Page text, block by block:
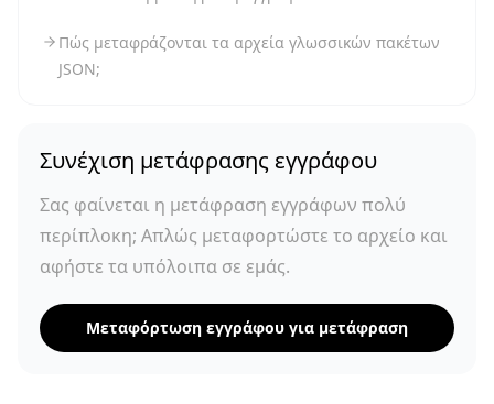
Πώς μεταφράζονται τα αρχεία γλωσσικών πακέτων
JSON;
Συνέχιση μετάφρασης εγγράφου
Σας φαίνεται η μετάφραση εγγράφων πολύ
περίπλοκη; Απλώς μεταφορτώστε το αρχείο και
αφήστε τα υπόλοιπα σε εμάς.
Μεταφόρτωση εγγράφου για μετάφραση